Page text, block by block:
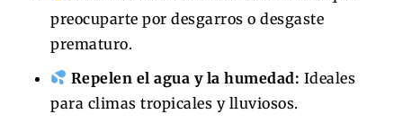
preocuparte por desgarros o desgaste
prematuro.
Repelen el agua y la humedad: Ideales
para climas tropicales y lluviosos.